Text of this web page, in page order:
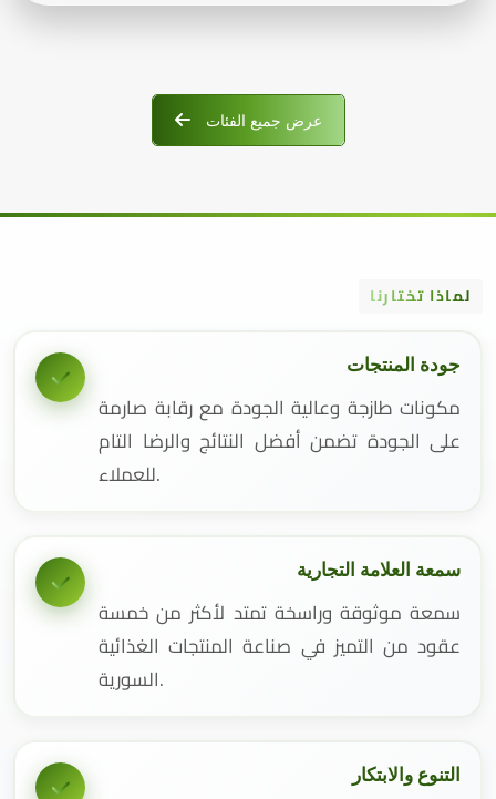
عرض جميع الفئات
لماذا تختارنا
جودة المنتجات
مكونات طازجة وعالية الجودة مع رقابة صارمة
على الجودة تضمن أفضل النتائج والرضا التام
للعملاء.
سمعة العلامة التجارية
سمعة موثوقة وراسخة تمتد لأكثر من خمسة
عقود من التميز في صناعة المنتجات الغذائية
السورية.
التنوع والابتكار